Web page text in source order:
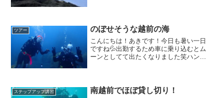
りますね！...
ツアー のぼせそうな越前の海
こんにちは！あきです！今日も暑い一日
ですね💦出勤するため車に乗り込むとム
ーンとしてて出たくなりました笑ハンド
その中で私は南越前へ行っ...
ステップアップ講習 南越前でほぼ貸し切り！